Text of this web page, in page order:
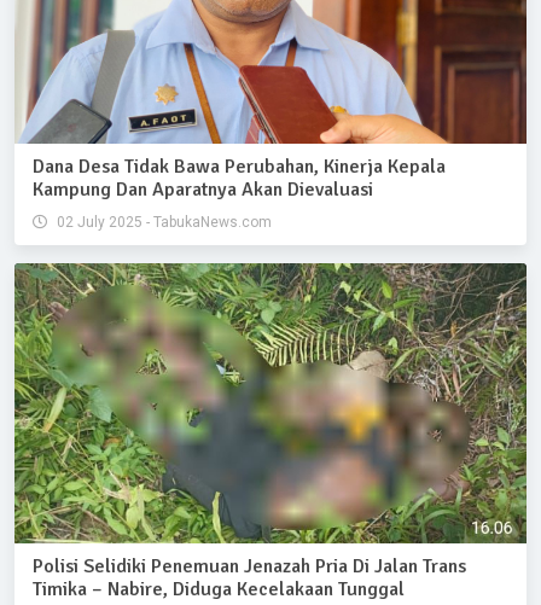
Dana Desa Tidak Bawa Perubahan, Kinerja Kepala
Kampung Dan Aparatnya Akan Dievaluasi
02 July 2025 - TabukaNews.com
Polisi Selidiki Penemuan Jenazah Pria Di Jalan Trans
Timika – Nabire, Diduga Kecelakaan Tunggal